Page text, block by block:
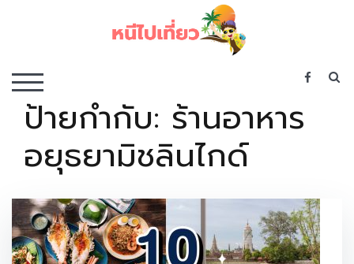
TOGGLE MOBILE MENU
ป้ายกำกับ: ร้านอาหาร
อยุธยามิชลินไกด์